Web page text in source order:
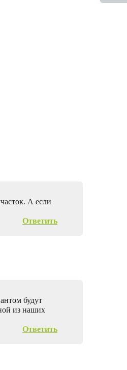
А если
Ответить
будут
из наших
Ответить